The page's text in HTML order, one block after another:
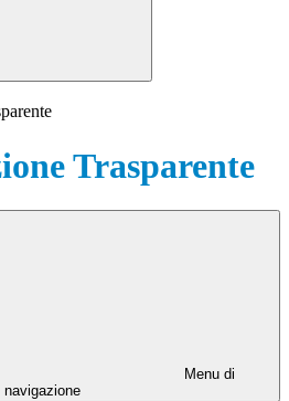
Trasparente
Menu di
navigazione